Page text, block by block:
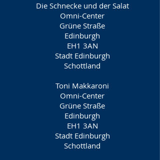
Die Schnecke und der Salat
Omni-Center
Grüne Straße
Edinburgh
EH1 3AN
Stadt Edinburgh
Schottland
Toni Makkaroni
Omni-Center
Grüne Straße
Edinburgh
EH1 3AN
Stadt Edinburgh
Schottland